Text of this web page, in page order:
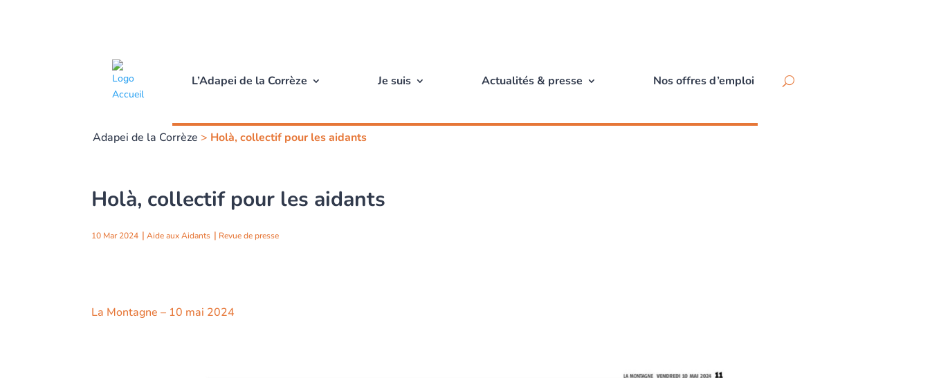
L’Adapei de la Corrèze Je suis Actualités & presse Nos offres d’emploi
Adapei de la Corrèze > Holà, collectif pour les aidants
Holà, collectif pour les aidants
10 Mar 2024 Aide aux Aidants Revue de presse
La Montagne – 10 mai 2024